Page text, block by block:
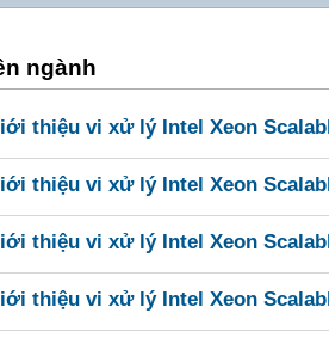
ngành
thiệu vi xử lý Intel Xeon
thiệu vi xử lý Intel Xeon
thiệu vi xử lý Intel Xeon
thiệu vi xử lý Intel Xeon